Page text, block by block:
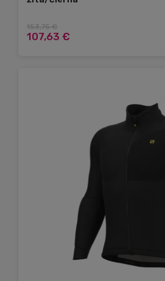
153,75 €
107,63 €